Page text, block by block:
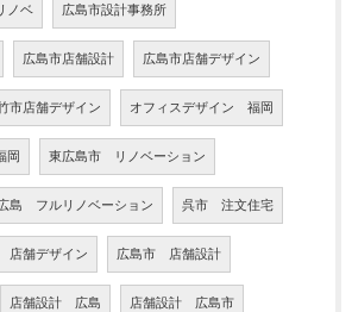
ノベ 広島市設計事務所
広島市店舗設計 広島市店舗デザイン
市店舗デザイン オフィスデザイン 福岡
岡 東広島市 リノベーション
島 フルリノベーション 呉市 注文住宅
店舗デザイン 広島市 店舗設計
店舗設計 広島 店舗設計 広島市